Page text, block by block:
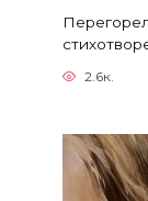
2.6к.